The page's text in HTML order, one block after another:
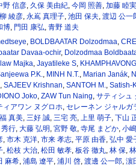
野 信彦, 久保 美由紀, 今岡 照善, 加藤 睦実
柳 綾彦, 永嶌 真理子, 池田 保夫 渡辺 公一
博, 門田 康弘 青野 道夫
BOLDBAATAR Dolzodmaa ,
Davaa-ochir, Dolzodmaa
Majka Jayatileke S,
P.K. MINH N.T. Marian Janák,
SAJEEV Krishnan SANTOH M.
Satish-
Joko, ZAW Tun Naing サティシュ
ィアワン ヌグロホ セレーネン ジャルガ
真美, 三好 誠, 三宅 亮, 上里 萌子, 下山
行, 大藤 弘明 宮野 敬, 寺尾 まどか, 小
, 市木 克洋, 市来 孝志, 平原 由香, 弘中 愛
, 松枝 大治, 松田 敏孝, 板谷 徹丸, 林 保,
麻希, 浦島 遼平, 浦川 啓, 渡邊 公一郎, 濵